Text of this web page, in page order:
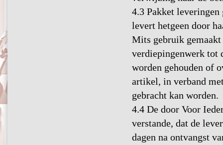
4.3 Pakket leveringen
levert hetgeen door
Mits gebruik
verdiepingenwerk tot
worden gehouden of
artikel, in verband
gebracht kan worden.
4.4 De door Voor
verstande, dat de
dagen na ontvangst